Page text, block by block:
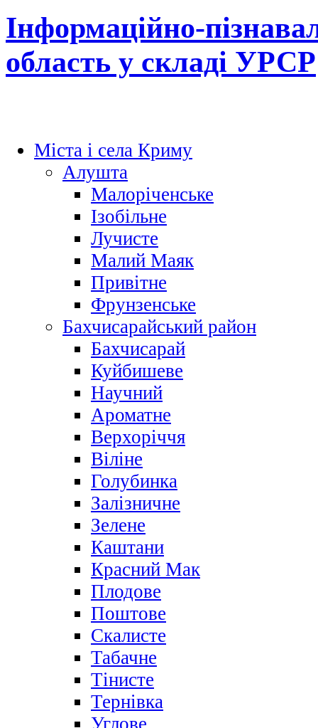
Інформаційно-
область у складі УРСР
Міста і села Криму
Алушта
Малоріченське
Ізобільне
Лучисте
Малий Маяк
Привітне
Фрунзенське
Бахчисарайський район
Бахчисарай
Куйбишеве
Научний
Ароматне
Верхоріччя
Віліне
Голубинка
Залізничне
Зелене
Каштани
Красний Мак
Плодове
Поштове
Скалисте
Табачне
Тінисте
Тернівка